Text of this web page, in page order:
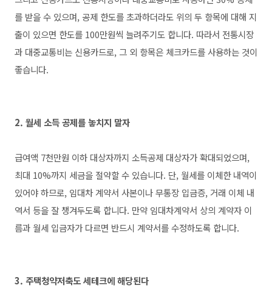
를 받을 수 있으며, 공제 한도를 초과하더라도 위의 두 항목에 대해 지
출이 있으면 한도를 100만원씩 늘려주기도 합니다. 따라서 전통시장
과 대중교통비는 신용카드로, 그 외 항목은 체크카드를 사용하는 것이
좋습니다.
2. 월세 소득 공제를 놓치지 말자
급여액 7천만원 이하 대상자까지 소득공제 대상자가 확대되었으며,
최대 10%까지 세금을 절약할 수 있습니다. 단, 월세를 이체한 내역이
있어야 하므로, 임대차 계약서 사본이나 무통장 입금증, 거래 이체 내
역서 등을 잘 챙겨두도록 합니다. 만약 임대차계약서 상의 계약자 이
름과 월세 입금자가 다르면 반드시 계약서를 수정하도록 합니다.
3. 주택청약저축도 세테크에 해당된다